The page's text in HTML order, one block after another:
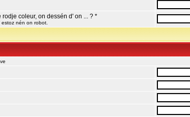
coleur, on dessén d' on ... ? *
nén on robot.